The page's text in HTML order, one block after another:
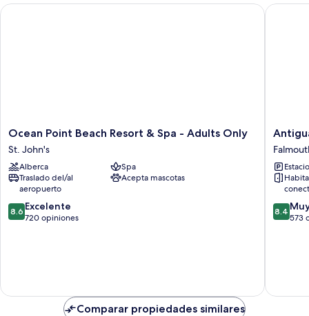
Ocean
Point
Beach
Resort
&
Spa
-
Adults
Ocean Point Beach Resort & Spa - Adults Only
St. John's
Alberca
Spa
Traslado del/al
aeropuerto
Acepta mascotas
8.6
de
8.6 Excelente
720 opiniones
Ocean Point Beach Resort & Spa - Adults Only
Antigua
Marina
&
Resort
Harbour
8.4
de
8.4
573
Antigua
Comparar propiedades similares